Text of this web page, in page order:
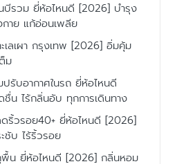
บีรวม ยี่ห้อไหนดี [2026] บำรุง
าย แก้อ่อนเพลีย
เลเผา กรุงเทพ [2026] อิ่มคุ้ม
ม
รับอากาศในรถ ยี่ห้อไหนดี
น ไร้กลิ่นอับ ทุกการเดินทาง
ริ้วรอย40+ ยี่ห้อไหนดี [2026]
ชับ ไร้ริ้วรอย
พื้น ยี่ห้อไหนดี [2026] กลิ่นหอม